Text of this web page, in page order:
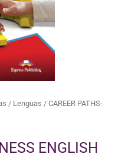
/ Lenguas / CAREER PATHS-
ENGLISH